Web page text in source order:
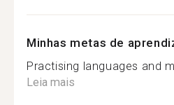
Minhas metas de
Practising languages and
Leia mais